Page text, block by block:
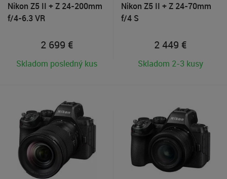
Nikon Z5 II + Z 24-200mm
f/4-6.3 VR
2 699 €
Skladom posledný kus
Nikon Z5 II + Z 24-70mm
f/4 S
2 449 €
Skladom 2-3 kusy